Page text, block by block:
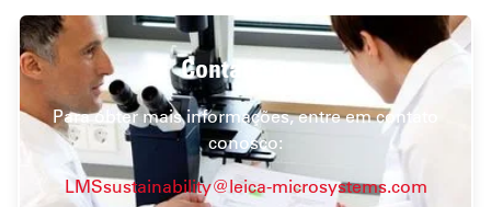
Contate-nos
Para obter mais informações, entre em contato
conosco:
LMSsustainability@leica-microsystems.com